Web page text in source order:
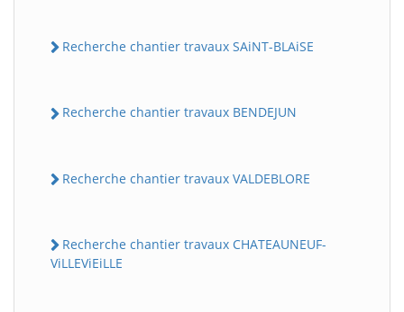
Recherche chantier travaux SAiNT-BLAiSE
Recherche chantier travaux BENDEJUN
Recherche chantier travaux VALDEBLORE
Recherche chantier travaux CHATEAUNEUF-
ViLLEViEiLLE